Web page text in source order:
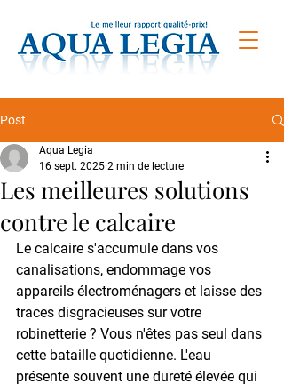
Post
Les meilleures solutions
contre le calcaire
Aqua Legia
16 sept. 2025 2 min de lecture
Le calcaire s'accumule dans vos
canalisations, endommage vos
appareils électroménagers et laisse des
traces disgracieuses sur votre
robinetterie ? Vous n'êtes pas seul dans
cette bataille quotidienne. L'eau
présente souvent une dureté élevée qui